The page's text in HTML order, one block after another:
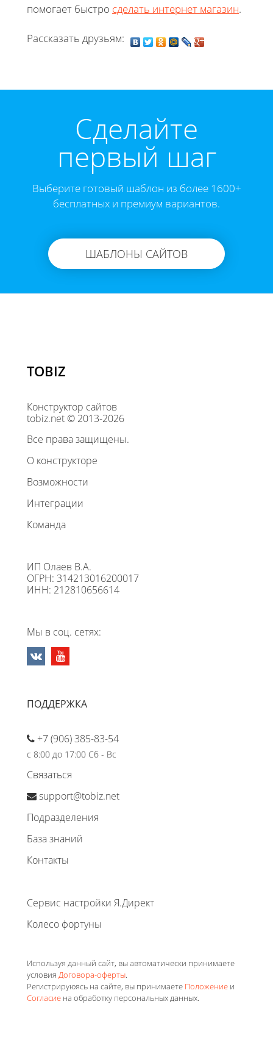
помогает быстро сделать интернет магазин.
Рассказать друзьям:
Cделайте
первый шаг
Выберите готовый шаблон из более 1600+
бесплатных и премиум вариантов.
ШАБЛОНЫ САЙТОВ
TOBIZ
Конструктор сайтов
tobiz.net © 2013-2026
Все права защищены.
О конструкторе
Возможности
Интеграции
Команда
ИП Олаев В.А.
ОГРН: 314213016200017
ИНН: 212810656614
Мы в соц. сетях:
ПОДДЕРЖКА
+7 (906) 385-83-54
с 8:00 до 17:00 Сб - Вс
Связаться
support@tobiz.net
Подразделения
База знаний
Контакты
Сервис настройки Я.Директ
Колесо фортуны
Используя данный сайт, вы автоматически принимаете
условия Договора-оферты.
Регистрируюясь на сайте, вы принимаете Положение и
Согласие на обработку персональных данных.